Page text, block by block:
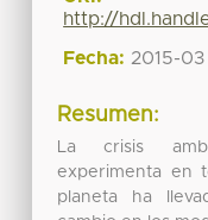
http://
Fecha: 2015-03
Resumen:
La crisis
experimenta en
planeta ha